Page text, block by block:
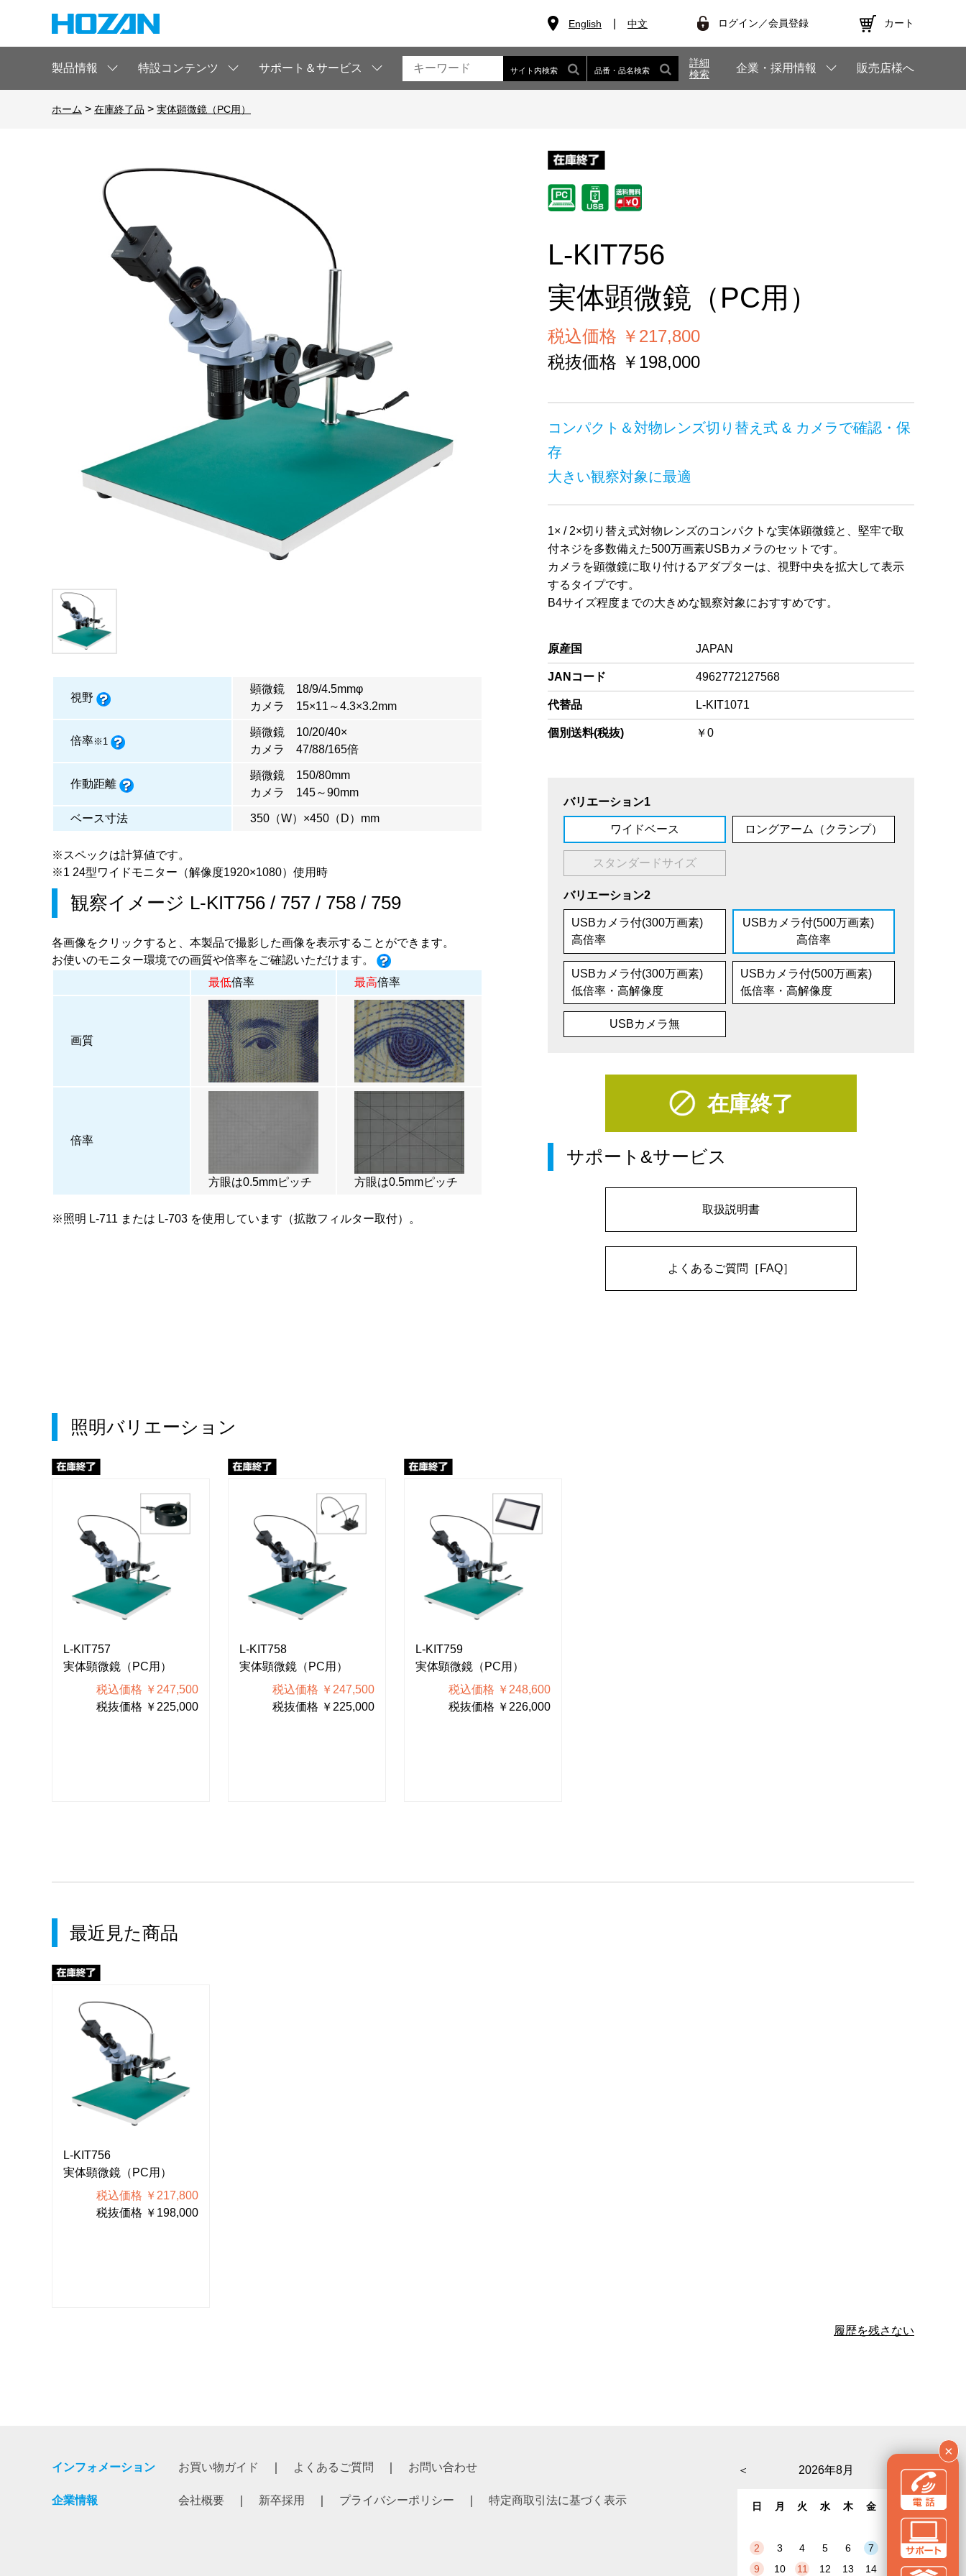
English 中文 ログイン／会員登録 カート
製品情報 特設コンテンツ サポート＆サービス サイト内検索 品番・品名検索
詳細
検索
企業・採用情報 販売店様へ
ホーム > 在庫終了品 > 実体顕微鏡（PC用）
視野
顕微鏡 18/9/4.5mmφ
カメラ 15×11～4.3×3.2mm
倍率※1
顕微鏡 10/20/40×
カメラ 47/88/165倍
作動距離
顕微鏡 150/80mm
カメラ 145～90mm
ベース寸法 350（W）×450（D）mm
※スペックは計算値です。
※1 24型ワイドモニター（解像度1920×1080）使用時
観察イメージ L-KIT756 / 757 / 758 / 759
各画像をクリックすると、本製品で撮影した画像を表示することができます。
お使いのモニター環境での画質や倍率をご確認いただけます。
最低倍率 最高倍率
画質
倍率
方眼は0.5mmピッチ 方眼は0.5mmピッチ
※照明 L-711 または L-703 を使用しています（拡散フィルター取付）。
L-KIT756
実体顕微鏡（PC用）
税込価格 ￥217,800
税抜価格 ￥198,000
コンパクト＆対物レンズ切り替え式 & カメラで確認・保
存
大きい観察対象に最適
1× / 2×切り替え式対物レンズのコンパクトな実体顕微鏡と、堅牢で取
付ネジを多数備えた500万画素USBカメラのセットです。
カメラを顕微鏡に取り付けるアダプターは、視野中央を拡大して表示
するタイプです。
B4サイズ程度までの大きめな観察対象におすすめです。
原産国 JAPAN
JANコード 4962772127568
代替品 L-KIT1071
個別送料(税抜) ￥0
バリエーション1
ワイドベース ロングアーム（クランプ）
スタンダードサイズ
バリエーション2
USBカメラ付(300万画素)
高倍率
USBカメラ付(500万画素)
高倍率
USBカメラ付(300万画素)
低倍率・高解像度
USBカメラ付(500万画素)
低倍率・高解像度
USBカメラ無
在庫終了
サポート&サービス
取扱説明書
よくあるご質問［FAQ］
×
照明バリエーション
L-KIT757
実体顕微鏡（PC用）
税込価格 ￥247,500
税抜価格 ￥225,000
L-KIT758
実体顕微鏡（PC用）
税込価格 ￥247,500
税抜価格 ￥225,000
L-KIT759
実体顕微鏡（PC用）
税込価格 ￥248,600
税抜価格 ￥226,000
最近見た商品
L-KIT756
実体顕微鏡（PC用）
税込価格 ￥217,800
税抜価格 ￥198,000
履歴を残さない
インフォメーション お買い物ガイド よくあるご質問 お問い合わせ
企業情報 会社概要 新卒採用 プライバシーポリシー 特定商取引法に基づく表示
＜ ＞
2026年8月
日 月 火 水 木 金
2
3 4 5 6 7
9
10 11 12 13 14